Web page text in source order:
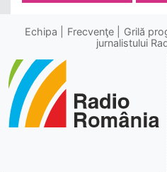
Echipa Frecvenţe Grilă
jurnalistului